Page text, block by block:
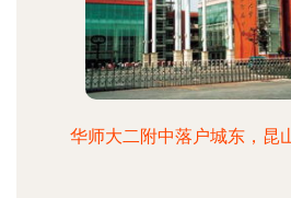
华师大二附中落户城东，昆